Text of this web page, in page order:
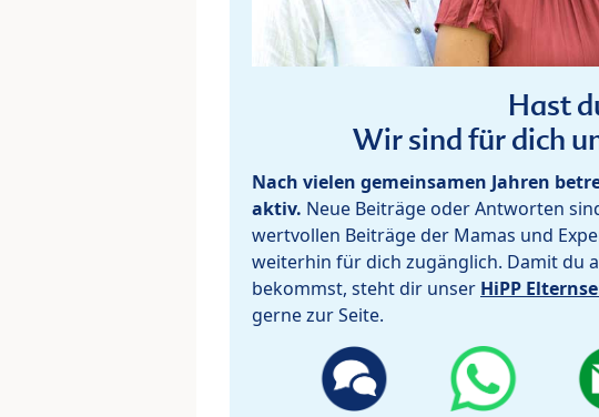
Hast
Wir sind für dich
Nach vielen gemeinsamen Jahren
aktiv. Neue Beiträge oder Antworten
wertvollen Beiträge der Mamas und
weiterhin für dich zugänglich. Damit du
bekommst, steht dir unser HiPP
gerne zur Seite.